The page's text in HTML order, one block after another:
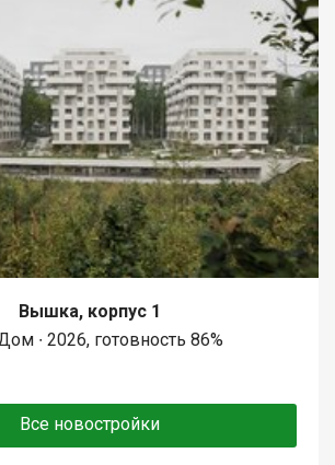
Вышка, корпус 1
∙ 2026, готовность 86%
Все новостройки